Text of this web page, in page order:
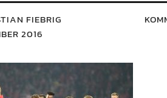
FIEBRIG
2016